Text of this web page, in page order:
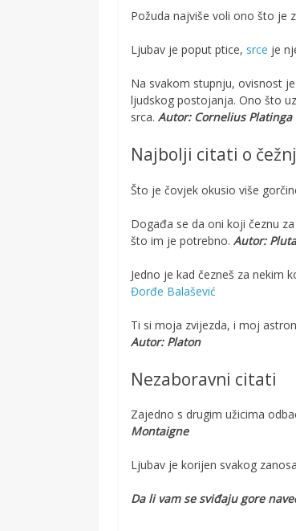
Požuda najviše voli ono što je
Ljubav je poput ptice, srce je
Na svakom stupnju, ovisnost
ljudskog postojanja. Ono što
srca.Autor: Cornelius Platinga
Najbolji citati o
Što je čovjek okusio više
Događa se da oni koji čeznu
što im je potrebno.Autor:
Jedno je kad čezneš za nekim
Đorđe Balašević
Ti si moja zvijezda, i moj
Autor: Platon
Nezaboravni citati
Zajedno s drugim užicima
Montaigne
Ljubav je korijen svakog
Da li vam se sviđaju gore